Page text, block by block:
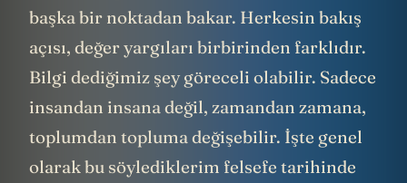
başka bir noktadan bakar. Herkesin bakış
açısı, değer yargıları birbirinden farklıdır.
Bilgi dediğimiz şey göreceli olabilir. Sadece
insandan insana değil, zamandan zamana,
toplumdan topluma değişebilir. İşte genel
olarak bu söylediklerim felsefe tarihinde